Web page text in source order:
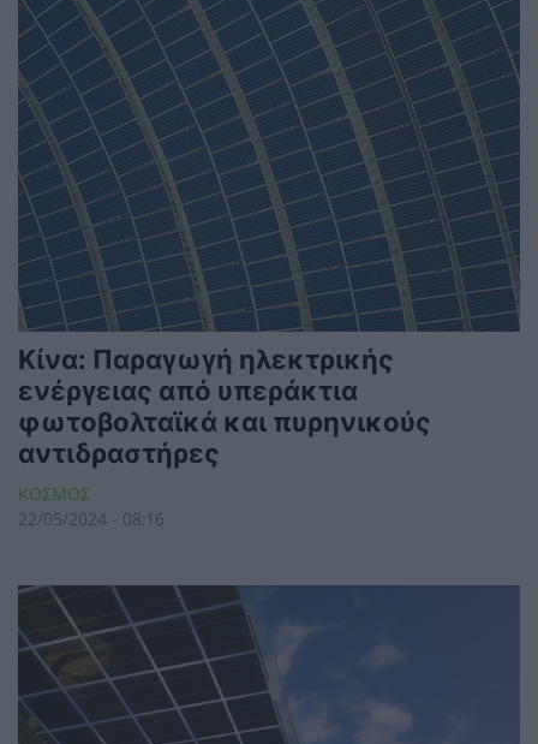
Κίνα: Παραγωγή ηλεκτρικής
ενέργειας από υπεράκτια
φωτοβολταϊκά και πυρηνικούς
αντιδραστήρες
ΚΟΣΜΟΣ
22/05/2024 - 08:16